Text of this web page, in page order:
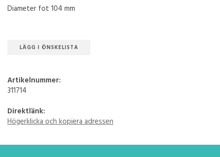
Diameter fot 104 mm
LÄGG I ÖNSKELISTA
Artikelnummer:
311714
Direktlänk:
Högerklicka och kopiera adressen